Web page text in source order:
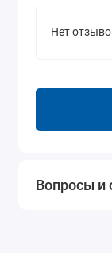
Нет
Вопросы и